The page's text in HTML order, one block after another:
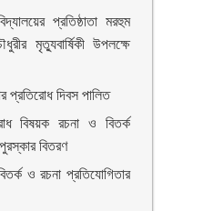
প্রতিষ্ঠাতা মরহুম
মৃত্যুবার্ষিকী উপলক্ষে
প্রতিরোধ দিবস পালিত
বিষয়ক রচনা ও বিতর্ক
বিতরণ
ও রচনা প্রতিযোগিতার